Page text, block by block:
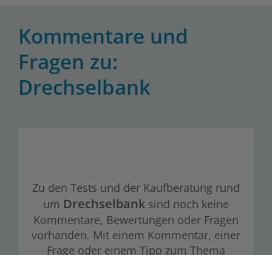
Kommentare und
Fragen zu:
Drechselbank
Zu den Tests und der Kaufberatung rund
um Drechselbank sind noch keine
Kommentare, Bewertungen oder Fragen
vorhanden. Mit einem Kommentar, einer
Frage oder einem Tipp zum Thema